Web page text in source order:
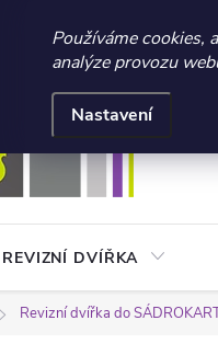
☀️ LETNÍ AKCE
Používáme cookies,
analýze provozu
Nastavení
Obchodní podmínky
REVIZNÍ DVÍŘKA
Revizní dvířka do